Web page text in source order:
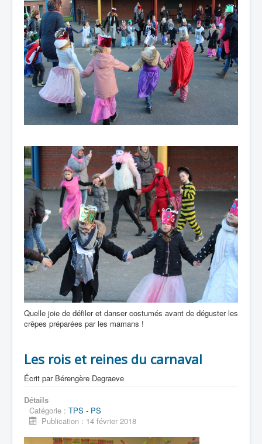
Quelle joie de défiler et danser costumés avant de déguster les
crêpes préparées par les mamans !
Les rois et reines du carnaval
Écrit par Bérengère Degraeve
Détails
Catégorie : TPS - PS
Publication : 14 février 2018